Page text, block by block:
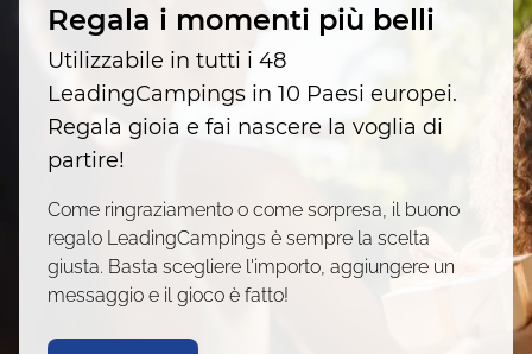
Regala i momenti più belli
Utilizzabile in tutti i 48
LeadingCampings in 10 Paesi europei.
Regala gioia e fai nascere la voglia di
partire!
Come ringraziamento o come sorpresa, il buono
regalo LeadingCampings è sempre la scelta
giusta. Basta scegliere l'importo, aggiungere un
messaggio e il gioco è fatto!